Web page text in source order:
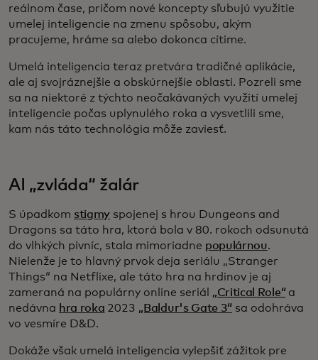
reálnom čase, pričom nové koncepty sľubujú využitie
umelej inteligencie na zmenu spôsobu, akým
pracujeme, hráme sa alebo dokonca cítime.
Umelá inteligencia teraz pretvára tradičné aplikácie,
ale aj svojráznejšie a obskúrnejšie oblasti. Pozreli sme
sa na niektoré z týchto neočakávaných využití umelej
inteligencie počas uplynulého roka a vysvetlili sme,
kam nás táto technológia môže zaviesť.
AI „zvláda“ žalár
S úpadkom stigmy spojenej s hrou Dungeons and
Dragons sa táto hra, ktorá bola v 80. rokoch odsunutá
do vlhkých pivníc, stala mimoriadne populárnou.
Nielenže je to hlavný prvok deja seriálu „Stranger
Things“ na Netflixe, ale táto hra na hrdinov je aj
zameraná na populárny online seriál „Critical Role“a
nedávna hra roka 2023 „Baldur's Gate 3“ sa odohráva
vo vesmíre D&D.
Dokáže však umelá inteligencia vylepšiť zážitok pre